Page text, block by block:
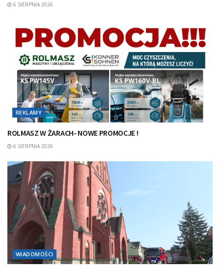
6 SIERPNIA 2026
REKLAMY
ROLMASZ W ŻARACH- NOWE PROMOCJE !
6 SIERPNIA 2026
WIADOMOŚCI